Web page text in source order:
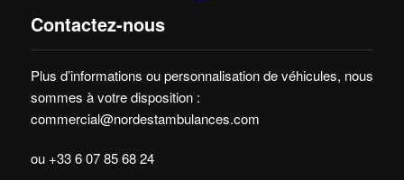
Contactez-nous
Plus d’informations ou personnalisation de véhicules, nous
sommes à votre disposition :
commercial@nordestambulances.com
ou +33 6 07 85 68 24